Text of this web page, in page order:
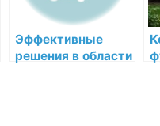
Эффективные
решения в области